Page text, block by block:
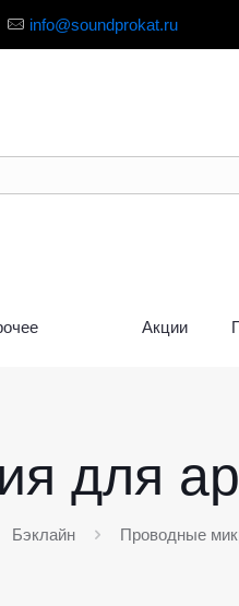
info@soundprokat.ru
Акции
для
Бэклайн Проводные